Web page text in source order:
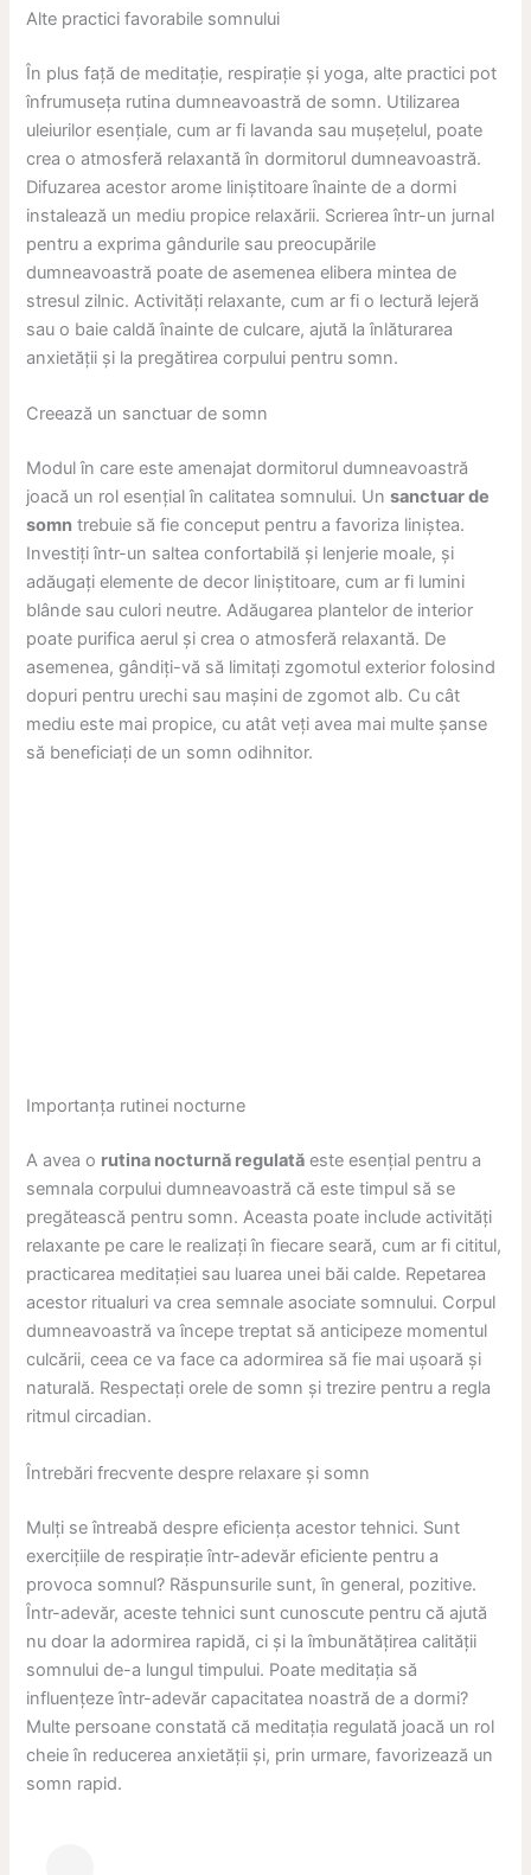
Alte practici favorabile somnului
În plus față de meditație, respirație și yoga, alte practici pot
înfrumuseța rutina dumneavoastră de somn. Utilizarea
uleiurilor esențiale, cum ar fi lavanda sau mușețelul, poate
crea o atmosferă relaxantă în dormitorul dumneavoastră.
Difuzarea acestor arome liniștitoare înainte de a dormi
instalează un mediu propice relaxării. Scrierea într-un jurnal
pentru a exprima gândurile sau preocupările
dumneavoastră poate de asemenea elibera mintea de
stresul zilnic. Activități relaxante, cum ar fi o lectură lejeră
sau o baie caldă înainte de culcare, ajută la înlăturarea
anxietății și la pregătirea corpului pentru somn.
Creează un sanctuar de somn
Modul în care este amenajat dormitorul dumneavoastră
joacă un rol esențial în calitatea somnului. Unsanctuar de
somn trebuie să fie conceput pentru a favoriza liniștea.
Investiți într-un saltea confortabilă și lenjerie moale, și
adăugați elemente de decor liniștitoare, cum ar fi lumini
blânde sau culori neutre. Adăugarea plantelor de interior
poate purifica aerul și crea o atmosferă relaxantă. De
asemenea, gândiți-vă să limitați zgomotul exterior folosind
dopuri pentru urechi sau mașini de zgomot alb. Cu cât
mediu este mai propice, cu atât veți avea mai multe șanse
să beneficiați de un somn odihnitor.
Importanța rutinei nocturne
A avea o rutina nocturnă regulată este esențial pentru a
semnala corpului dumneavoastră că este timpul să se
pregătească pentru somn. Aceasta poate include activități
relaxante pe care le realizați în fiecare seară, cum ar fi cititul,
practicarea meditației sau luarea unei băi calde. Repetarea
acestor ritualuri va crea semnale asociate somnului. Corpul
dumneavoastră va începe treptat să anticipeze momentul
culcării, ceea ce va face ca adormirea să fie mai ușoară și
naturală. Respectați orele de somn și trezire pentru a regla
ritmul circadian.
Întrebări frecvente despre relaxare și somn
Mulți se întreabă despre eficiența acestor tehnici. Sunt
exercițiile de respirație într-adevăr eficiente pentru a
provoca somnul? Răspunsurile sunt, în general, pozitive.
Într-adevăr, aceste tehnici sunt cunoscute pentru că ajută
nu doar la adormirea rapidă, ci și la îmbunătățirea calității
somnului de-a lungul timpului. Poate meditația să
influențeze într-adevăr capacitatea noastră de a dormi?
Multe persoane constată că meditația regulată joacă un rol
cheie în reducerea anxietății și, prin urmare, favorizează un
somn rapid.